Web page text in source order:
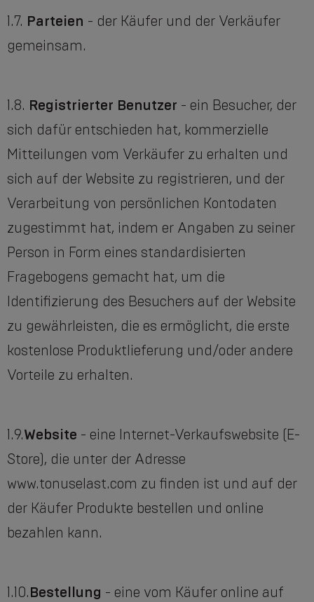
1.7. Parteien - der Käufer und der Verkäufer
gemeinsam.
1.8. Registrierter Benutzer - ein Besucher, der
sich dafür entschieden hat, kommerzielle
Mitteilungen vom Verkäufer zu erhalten und
sich auf der Website zu registrieren, und der
Verarbeitung von persönlichen Kontodaten
zugestimmt hat, indem er Angaben zu seiner
Person in Form eines standardisierten
Fragebogens gemacht hat, um die
Identifizierung des Besuchers auf der Website
zu gewährleisten, die es ermöglicht, die erste
kostenlose Produktlieferung und/oder andere
Vorteile zu erhalten.
1.9.Website - eine Internet-Verkaufswebsite (E-
Store), die unter der Adresse
www.tonuselast.com zu finden ist und auf der
der Käufer Produkte bestellen und online
bezahlen kann.
1.10.Bestellung - eine vom Käufer online auf